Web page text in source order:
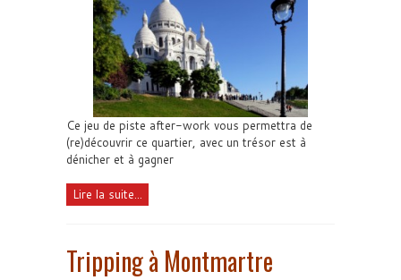
Ce jeu de piste after-work vous permettra de
(re)découvrir ce quartier, avec un trésor est à
dénicher et à gagner
Lire la suite...
Tripping à Montmartre